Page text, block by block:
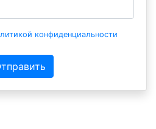
конфиденциальности